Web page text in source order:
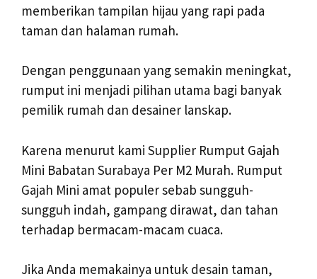
memberikan tampilan hijau yang rapi pada
taman dan halaman rumah.
Dengan penggunaan yang semakin meningkat,
rumput ini menjadi pilihan utama bagi banyak
pemilik rumah dan desainer lanskap.
Karena menurut kami Supplier Rumput Gajah
Mini Babatan Surabaya Per M2 Murah. Rumput
Gajah Mini amat populer sebab sungguh-
sungguh indah, gampang dirawat, dan tahan
terhadap bermacam-macam cuaca.
Jika Anda memakainya untuk desain taman,